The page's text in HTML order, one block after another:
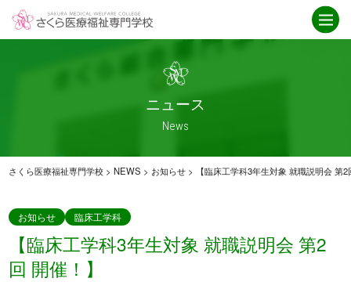
学校紹介
アクセス
ニュース
ニュース一覧
介護福祉科
救急救命科
学科紹介
臨床工学科
オープンキャンパス
ニュース
News
さくら医療福祉専門学校 >NEWS > お知らせ > 【臨床工学科3年生対象 就職説明会 第
お知らせ 臨床工学科
【臨床工学科3年生対象 就職説明会 第2
回 開催！】